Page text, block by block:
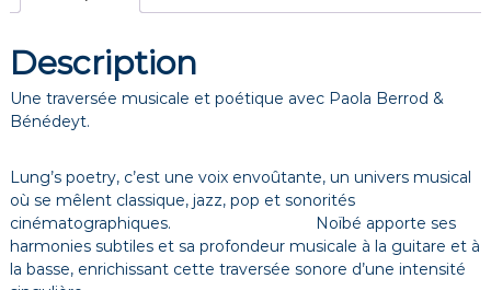
Description
Une traversée musicale et poétique avec Paola Berrod &
Bénédeyt.
Lung’s poetry, c’est une voix envoûtante, un univers musical
où se mêlent classique, jazz, pop et sonorités
cinématographiques. Noïbé apporte ses
harmonies subtiles et sa profondeur musicale à la guitare et à
la basse, enrichissant cette traversée sonore d’une intensité